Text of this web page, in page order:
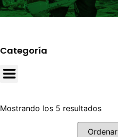
Categoría
Mostrando los 5 resultados